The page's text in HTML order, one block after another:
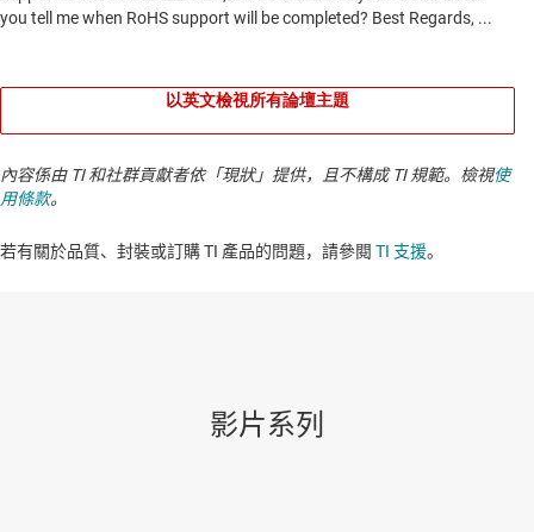
以英文檢視所有論壇主題
內容係由 TI 和社群貢獻者依「現狀」提供，且不構成 TI 規範。檢視使
用條款。
若有關於品質、封裝或訂購 TI 產品的問題，請參閱 TI 支援。​​​​​​​​​​​​​​
影片系列